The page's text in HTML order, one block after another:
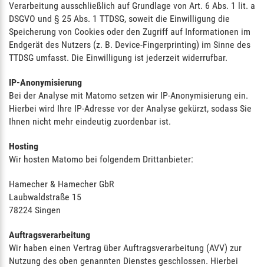
Verarbeitung ausschließlich auf Grundlage von Art. 6 Abs. 1 lit. a
DSGVO und § 25 Abs. 1 TTDSG, soweit die Einwilligung die
Speicherung von Cookies oder den Zugriff auf Informationen im
Endgerät des Nutzers (z. B. Device-Fingerprinting) im Sinne des
TTDSG umfasst. Die Einwilligung ist jederzeit widerrufbar.
IP-Anonymisierung
Bei der Analyse mit Matomo setzen wir IP-Anonymisierung ein.
Hierbei wird Ihre IP-Adresse vor der Analyse gekürzt, sodass Sie
Ihnen nicht mehr eindeutig zuordenbar ist.
Hosting
Wir hosten Matomo bei folgendem Drittanbieter:
Hamecher & Hamecher GbR
Laubwaldstraße 15
78224 Singen
Auftragsverarbeitung
Wir haben einen Vertrag über Auftragsverarbeitung (AVV) zur
Nutzung des oben genannten Dienstes geschlossen. Hierbei